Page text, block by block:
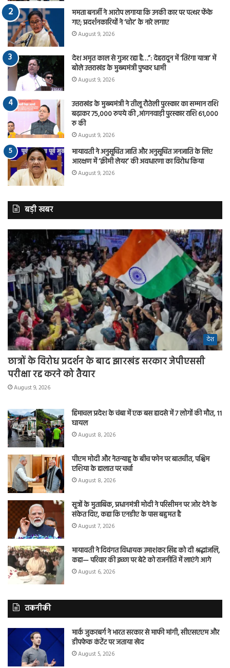
ममता बनर्जी ने आरोप लगाया कि उनकी कार पर पत्थर फेंके
गए; प्रदर्शनकारियों ने ‘चोर’ के नारे लगाए
August 9, 2026
देश अमृत काल से गुजर रहा है…”: देहरादून में ‘तिरंगा यात्रा’ में
बोले उत्तराखंड के मुख्यमंत्री पुष्कर धामी
August 9, 2026
उत्तराखंड के मुख्यमंत्री ने तीलू रौतेली पुरस्कार का सम्मान राशि
बढ़ाकर 75,000 रुपये की ,आंगनवाड़ी पुरस्कार राशि 61,000
रु की
August 9, 2026
मायावती ने अनुसूचित जाति और अनुसूचित जनजाति के लिए
आरक्षण में ‘क्रीमी लेयर’ की अवधारणा का विरोध किया
August 9, 2026
बड़ी खबर
देश
छात्रों के विरोध प्रदर्शन के बाद झारखंड सरकार जेपीएससी
परीक्षा रद्द करने को तैयार
August 9, 2026
हिमाचल प्रदेश के चंबा में एक बस हादसे में 7 लोगों की मौत, 11
घायल
August 8, 2026
पीएम मोदी और नेतन्याहू के बीच फोन पर बातचीत, पश्चिम
एशिया के हालात पर चर्चा
August 8, 2026
सूत्रों के मुताबिक, प्रधानमंत्री मोदी ने परिसीमन पर जोर देने के
संकेत दिए, कहा कि एनडीए के पास बहुमत है
August 7, 2026
मायावती ने दिवंगत विधायक उमाशंकर सिंह को दी श्रद्धांजलि,
कहा— परिवार की इच्छा पर बेटे को राजनीति में लाएंगे आगे
August 6, 2026
तकनीकी
मार्क जुकरबर्ग ने भारत सरकार से माफी मांगी, सीएसएएम और
डीपफेक कंटेंट पर जताया खेद
August 5, 2026